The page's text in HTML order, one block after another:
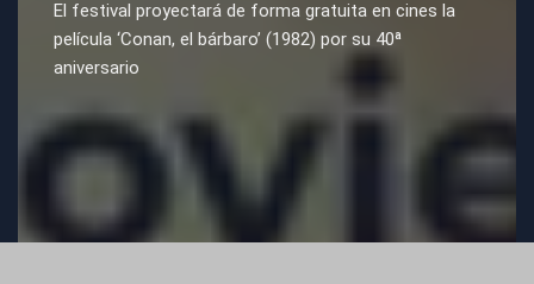
El festival proyectará de forma gratuita en cines la
película ‘Conan, el bárbaro’ (1982) por su 40ª
aniversario